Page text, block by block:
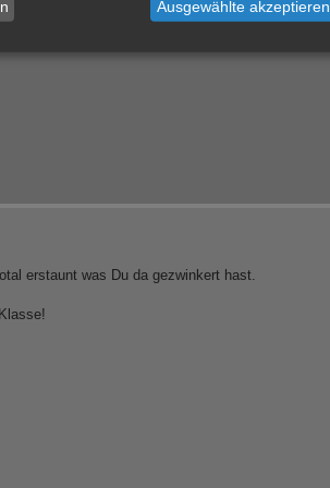
erstaunt was Du da gezwinkert hast.
Ausgewählte akzeptieren